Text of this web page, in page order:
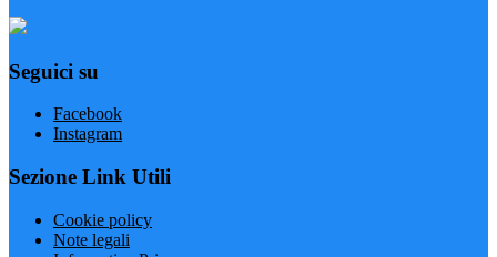
Seguici su
Facebook
Instagram
Sezione Link Utili
Cookie policy
Note legali